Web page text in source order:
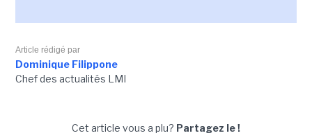
Article rédigé par
Dominique Filippone
Chef des actualités LMI
Cet article vous a plu? Partagez le !